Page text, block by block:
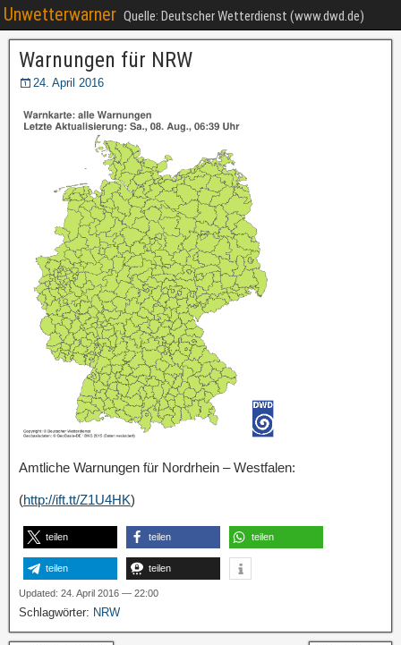
Unwetterwarner Quelle: Deutscher Wetterdienst (www.dwd.de)
Warnungen für NRW
24. April 2016
Amtliche Warnungen für Nordrhein – Westfalen:
(http://ift.tt/Z1U4HK)
teilen teilen teilen
teilen teilen
Updated: 24. April 2016 — 22:00
Schlagwörter: NRW